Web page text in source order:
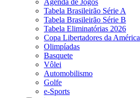
Tabela Brasileirão Série A
Tabela Brasileirão Série B
Tabela Eliminatórias 2026
Copa Libertadores da América
Olimpíadas
Basquete
Vôlei
Automobilismo
Golfe
e-Sports